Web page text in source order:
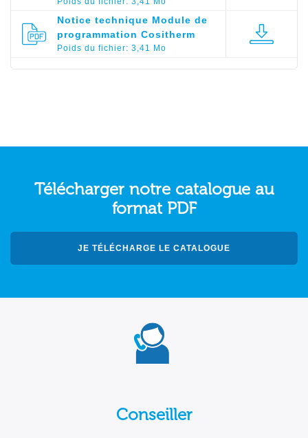
Notice technique Module de
programmation Cositherm
Poids du fichier: 3,41 Mo
Télécharger notre catalogue au
format PDF
JE TÉLÉCHARGE LE CATALOGUE
Conseiller